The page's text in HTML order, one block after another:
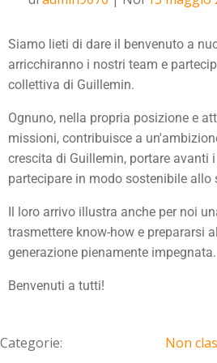
Siamo lieti di dare il benvenuto a
arricchiranno i nostri team e
collettiva di Guillemin.
Ognuno, nella propria posizione e
missioni, contribuisce a
crescita di Guillemin, portare avanti
partecipare in modo sostenibile allo
Il loro arrivo illustra anche per noi
trasmettere know-how e prepararsi
generazione pienamente impegnata.
Benvenuti a tutti!
Categorie: Non